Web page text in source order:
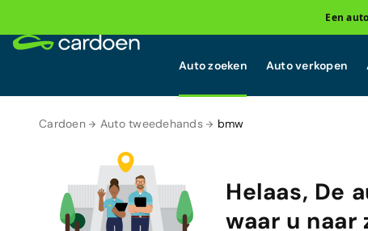
Een auto
Auto zoeken Auto verkopen
Cardoen Auto tweedehands bmw
Helaas, De
waar u